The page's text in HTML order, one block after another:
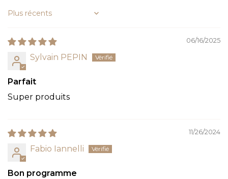
Sort by
06/16/2025
Sylvain PEPIN
Parfait
Super produits
11/26/2024
Fabio Iannelli
Bon programme